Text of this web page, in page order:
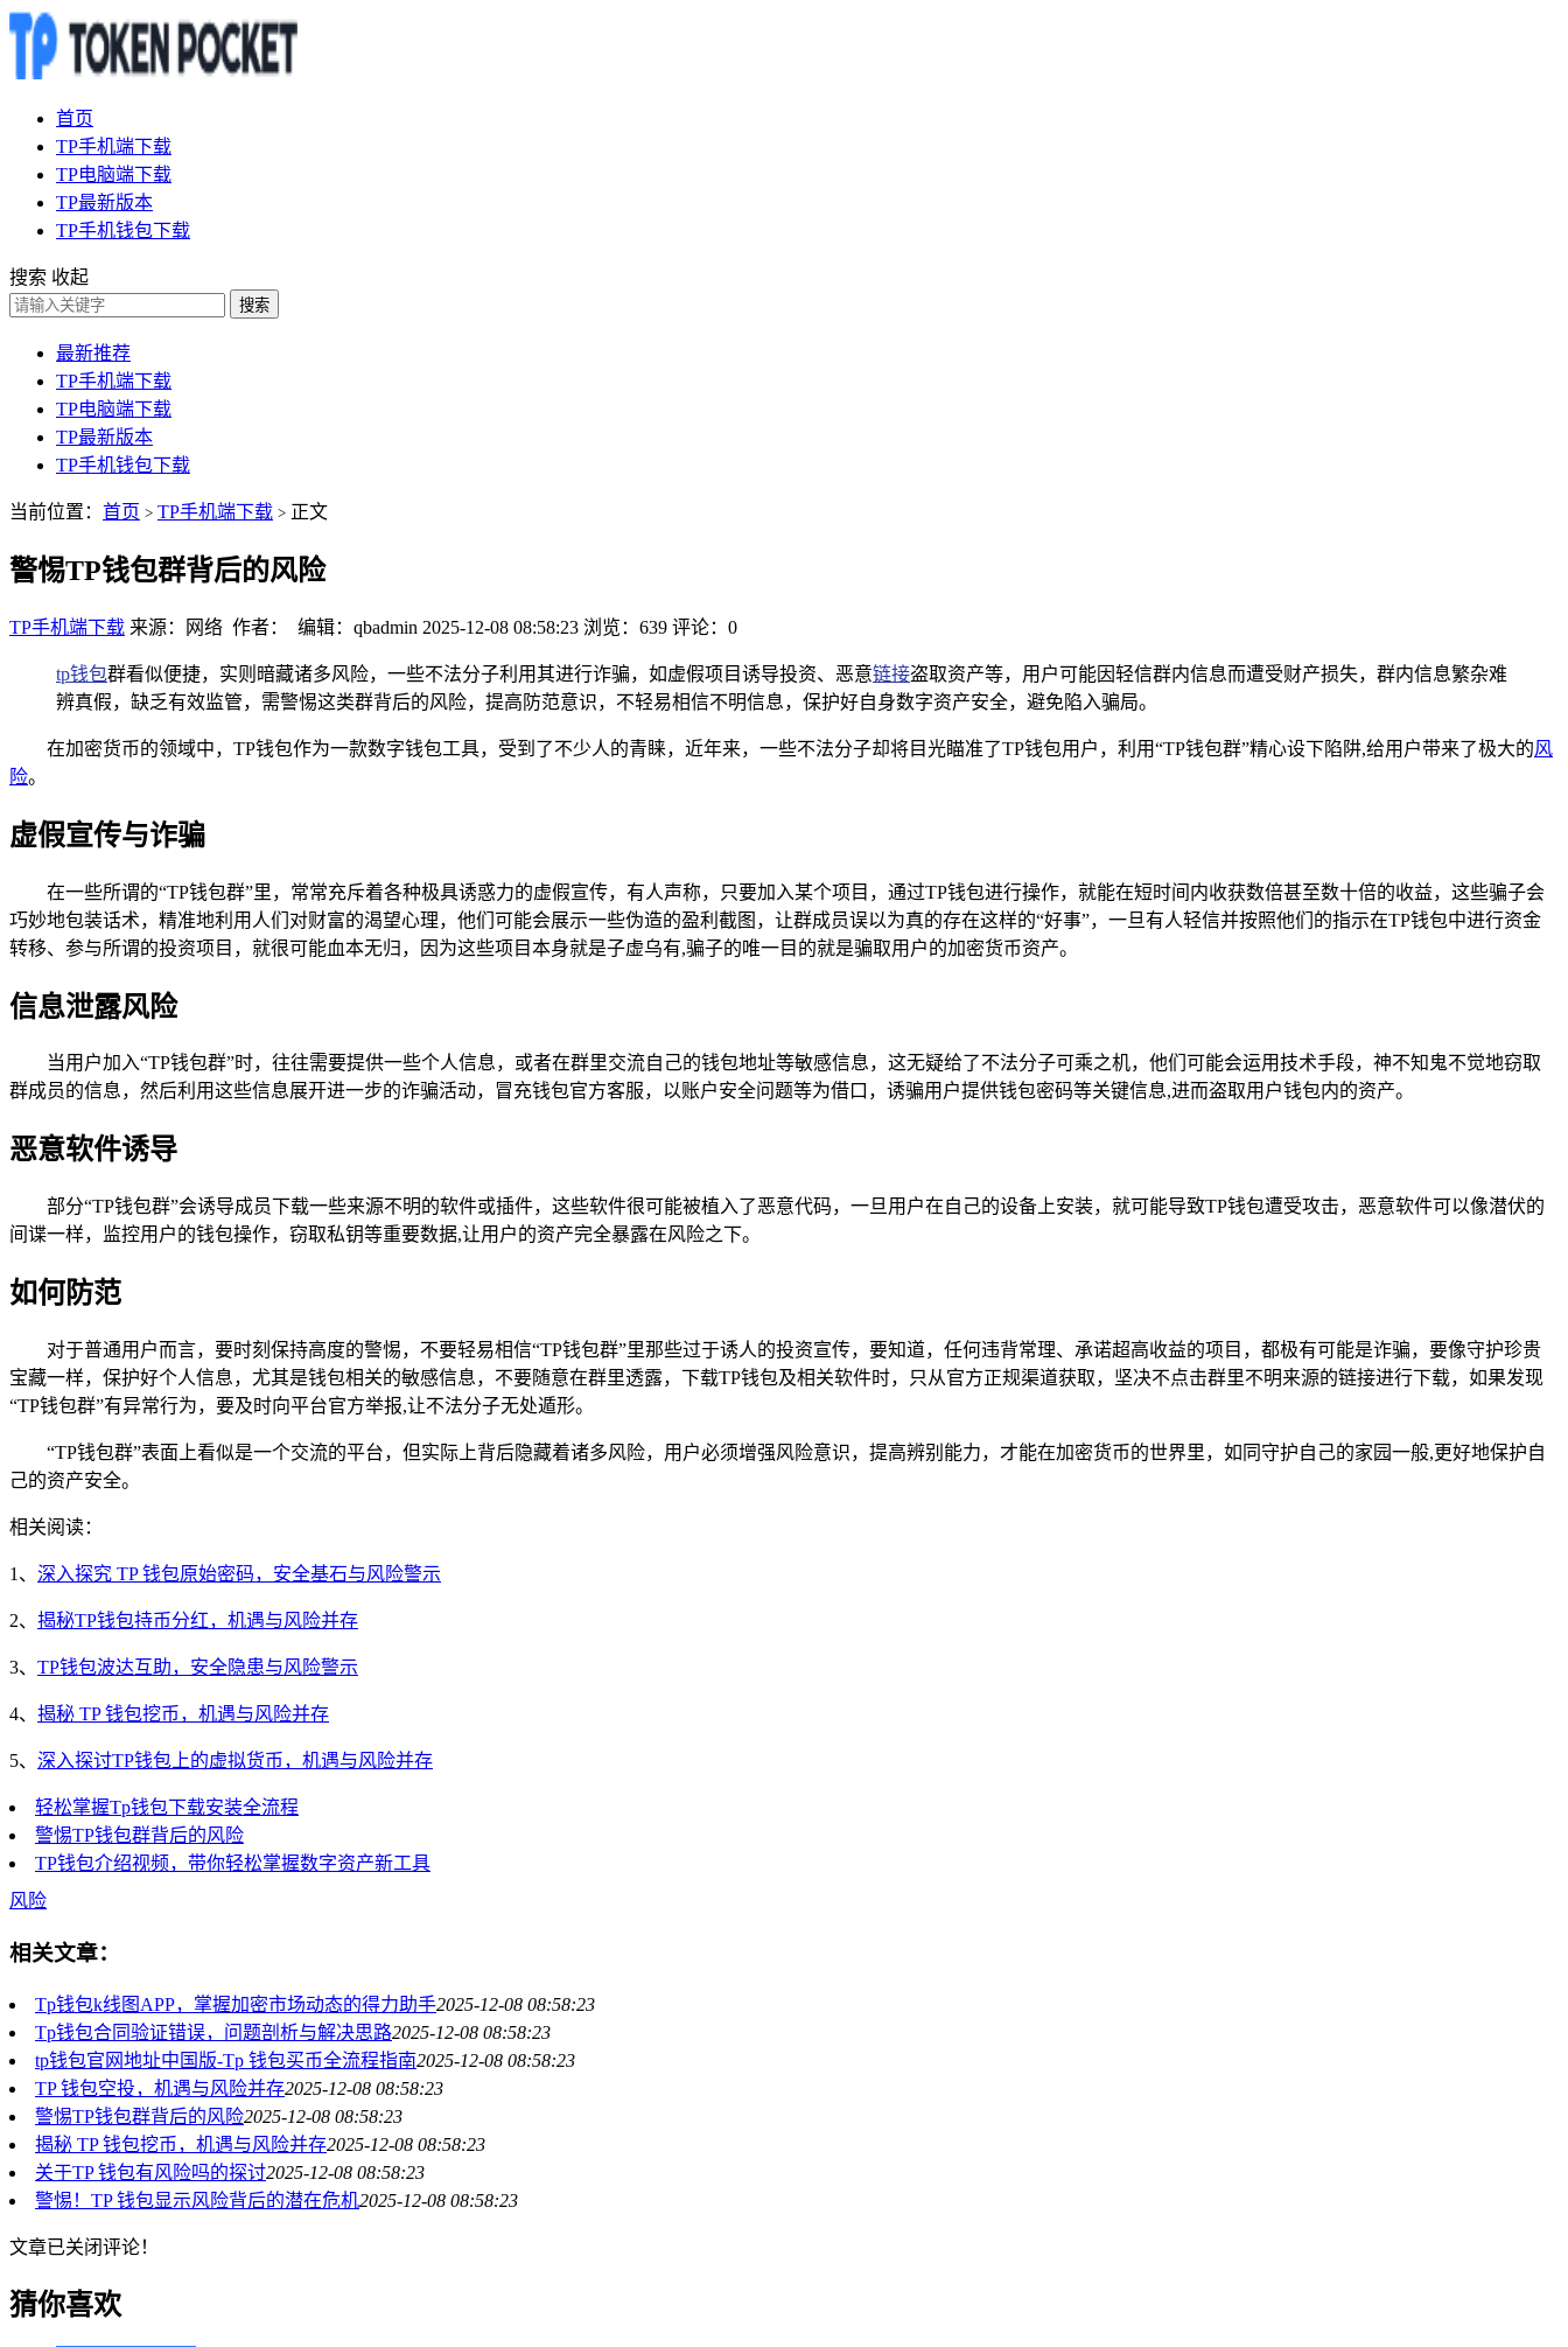
首页
TP手机端下载
TP电脑端下载
TP最新版本
TP手机钱包下载
搜索 收起
搜索
最新推荐
TP手机端下载
TP电脑端下载
TP最新版本
TP手机钱包下载
当前位置： 首页 > TP手机端下载 > 正文
警惕TP钱包群背后的风险
TP手机端下载 来源：网络 作者： 编辑：qbadmin 2025-12-08 08:58:23 浏览：639 评论：0
tp钱包群看似便捷，实则暗藏诸多风险，一些不法分子利用其进行诈骗，如虚假项目诱导投资、恶意链接盗取资产等，用户可能因轻信群内信息而遭受财产损失，群内信息繁杂难
辨真假，缺乏有效监管，需警惕这类群背后的风险，提高防范意识，不轻易相信不明信息，保护好自身数字资产安全，避免陷入骗局。
在加密货币的领域中，TP钱包作为一款数字钱包工具，受到了不少人的青睐，近年来，一些不法分子却将目光瞄准了TP钱包用户，利用“TP钱包群”精心设下陷阱,给用户带来了极大的风
险。
虚假宣传与诈骗
在一些所谓的“TP钱包群”里，常常充斥着各种极具诱惑力的虚假宣传，有人声称，只要加入某个项目，通过TP钱包进行操作，就能在短时间内收获数倍甚至数十倍的收益，这些骗子会
巧妙地包装话术，精准地利用人们对财富的渴望心理，他们可能会展示一些伪造的盈利截图，让群成员误以为真的存在这样的“好事”，一旦有人轻信并按照他们的指示在TP钱包中进行资金
转移、参与所谓的投资项目，就很可能血本无归，因为这些项目本身就是子虚乌有,骗子的唯一目的就是骗取用户的加密货币资产。
信息泄露风险
当用户加入“TP钱包群”时，往往需要提供一些个人信息，或者在群里交流自己的钱包地址等敏感信息，这无疑给了不法分子可乘之机，他们可能会运用技术手段，神不知鬼不觉地窃取
群成员的信息，然后利用这些信息展开进一步的诈骗活动，冒充钱包官方客服，以账户安全问题等为借口，诱骗用户提供钱包密码等关键信息,进而盗取用户钱包内的资产。
恶意软件诱导
部分“TP钱包群”会诱导成员下载一些来源不明的软件或插件，这些软件很可能被植入了恶意代码，一旦用户在自己的设备上安装，就可能导致TP钱包遭受攻击，恶意软件可以像潜伏的
间谍一样，监控用户的钱包操作，窃取私钥等重要数据,让用户的资产完全暴露在风险之下。
如何防范
对于普通用户而言，要时刻保持高度的警惕，不要轻易相信“TP钱包群”里那些过于诱人的投资宣传，要知道，任何违背常理、承诺超高收益的项目，都极有可能是诈骗，要像守护珍贵
宝藏一样，保护好个人信息，尤其是钱包相关的敏感信息，不要随意在群里透露，下载TP钱包及相关软件时，只从官方正规渠道获取，坚决不点击群里不明来源的链接进行下载，如果发现
“TP钱包群”有异常行为，要及时向平台官方举报,让不法分子无处遁形。
“TP钱包群”表面上看似是一个交流的平台，但实际上背后隐藏着诸多风险，用户必须增强风险意识，提高辨别能力，才能在加密货币的世界里，如同守护自己的家园一般,更好地保护自
己的资产安全。
相关阅读：
1、 深入探究 TP 钱包原始密码，安全基石与风险警示
2、 揭秘TP钱包持币分红，机遇与风险并存
3、 TP钱包波达互助，安全隐患与风险警示
4、 揭秘 TP 钱包挖币，机遇与风险并存
5、 深入探讨TP钱包上的虚拟货币，机遇与风险并存
轻松掌握Tp钱包下载安装全流程
警惕TP钱包群背后的风险
TP钱包介绍视频，带你轻松掌握数字资产新工具
风险
相关文章：
Tp钱包k线图APP，掌握加密市场动态的得力助手2025-12-08 08:58:23
Tp钱包合同验证错误，问题剖析与解决思路2025-12-08 08:58:23
tp钱包官网地址中国版-Tp 钱包买币全流程指南2025-12-08 08:58:23
TP 钱包空投，机遇与风险并存2025-12-08 08:58:23
警惕TP钱包群背后的风险2025-12-08 08:58:23
揭秘 TP 钱包挖币，机遇与风险并存2025-12-08 08:58:23
关于TP 钱包有风险吗的探讨2025-12-08 08:58:23
警惕！TP 钱包显示风险背后的潜在危机2025-12-08 08:58:23
文章已关闭评论！
猜你喜欢